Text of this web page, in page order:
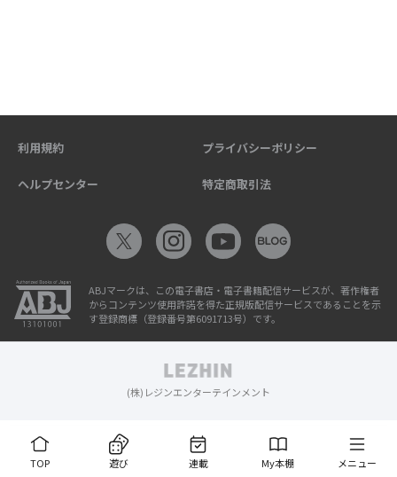
TOP 遊び 連載 My本棚 メニュー
利用規約 プライバシーポリシー
ヘルプセンター 特定商取引法
ABJマークは、この電子書店・電子書籍配信サービスが、著作権者
からコンテンツ使用許諾を得た正規版配信サービスであることを示
す登録商標（登録番号第6091713号）です。
(株)レジンエンターテインメント